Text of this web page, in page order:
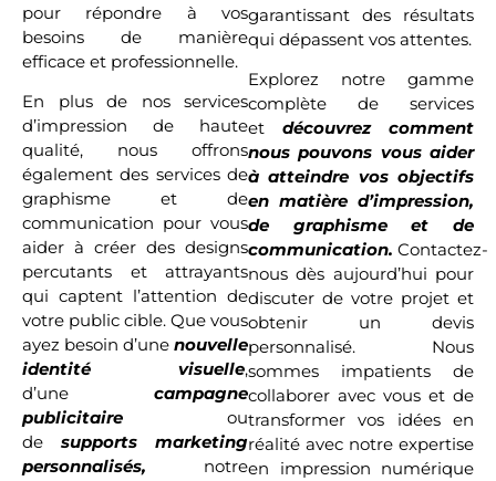
pour répondre à vos
besoins de manière
efficace et professionnelle.
En plus de nos services
d’impression de haute
qualité, nous offrons
également des services de
graphisme et de
communication pour vous
aider à créer des designs
percutants et attrayants
qui captent l’attention de
votre public cible. Que vous
ayez besoin d’une nouvelle
identité visuelle,
d’une campagne
publicitaire ou
de supports marketing
personnalisés, notre
garantissant des résultats
qui dépassent vos attentes.
Explorez notre gamme
complète de services
et découvrez comment
nous pouvons vous aider
à atteindre vos objectifs
en matière d’impression,
de graphisme et de
communication. Contactez-
nous dès aujourd’hui pour
discuter de votre projet et
obtenir un devis
personnalisé. Nous
sommes impatients de
collaborer avec vous et de
transformer vos idées en
réalité avec notre expertise
en impression numérique